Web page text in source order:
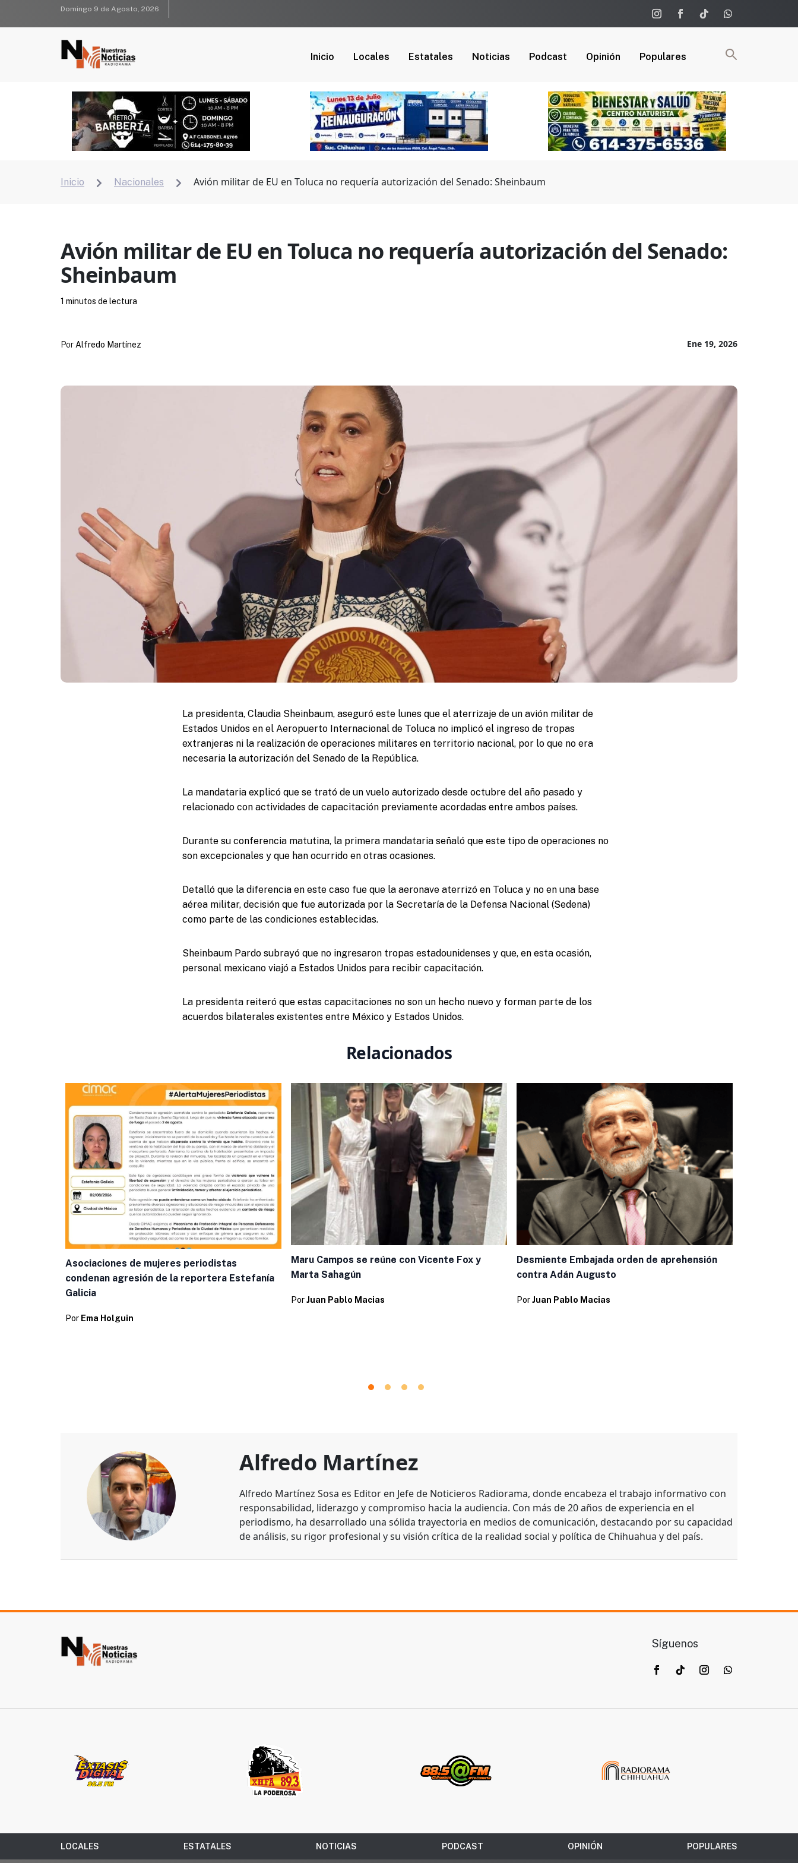
Domingo 9 de Agosto, 2026
Inicio Locales Estatales Noticias Podcast Opinión Populares
Inicio  Nacionales  Avión militar de EU en Toluca no requería autorización del Senado: Sheinbaum
Avión militar de EU en Toluca no requería autorización del Senado:
Sheinbaum
Ene 19, 2026
Por Alfredo Martínez
1 minutos de lectura
La presidenta, Claudia Sheinbaum, aseguró este lunes que el aterrizaje de un avión militar de
Estados Unidos en el Aeropuerto Internacional de Toluca no implicó el ingreso de tropas
extranjeras ni la realización de operaciones militares en territorio nacional, por lo que no era
necesaria la autorización del Senado de la República.
La mandataria explicó que se trató de un vuelo autorizado desde octubre del año pasado y
relacionado con actividades de capacitación previamente acordadas entre ambos países.
Durante su conferencia matutina, la primera mandataria señaló que este tipo de operaciones no
son excepcionales y que han ocurrido en otras ocasiones.
Detalló que la diferencia en este caso fue que la aeronave aterrizó en Toluca y no en una base
aérea militar, decisión que fue autorizada por la Secretaría de la Defensa Nacional (Sedena)
como parte de las condiciones establecidas.
Sheinbaum Pardo subrayó que no ingresaron tropas estadounidenses y que, en esta ocasión,
personal mexicano viajó a Estados Unidos para recibir capacitación.
La presidenta reiteró que estas capacitaciones no son un hecho nuevo y forman parte de los
acuerdos bilaterales existentes entre México y Estados Unidos.
Relacionados
Asociaciones de mujeres periodistas
condenan agresión de la reportera Estefanía
Galicia
Por Ema Holguin
Maru Campos se reúne con Vicente Fox y
Marta Sahagún
PorJuan Pablo Macias
Desmiente Embajada orden de aprehensión
contra Adán Augusto
PorJuan Pablo Macias
Alfredo Martínez
Alfredo Martínez Sosa es Editor en Jefe de Noticieros Radiorama, donde encabeza el trabajo informativo con
responsabilidad, liderazgo y compromiso hacia la audiencia. Con más de 20 años de experiencia en el
periodismo, ha desarrollado una sólida trayectoria en medios de comunicación, destacando por su capacidad
de análisis, su rigor profesional y su visión crítica de la realidad social y política de Chihuahua y del país.
Síguenos
LOCALES ESTATALES NOTICIAS PODCAST OPINIÓN POPULARES